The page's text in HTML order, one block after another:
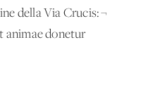
della Via Crucis: ¬
animae donetur